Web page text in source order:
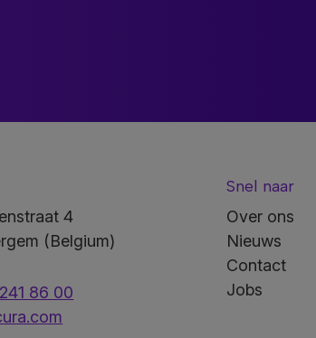
4
(Belgium)
86 00
Snel naar
Over ons
Nieuws
Contact
Jobs